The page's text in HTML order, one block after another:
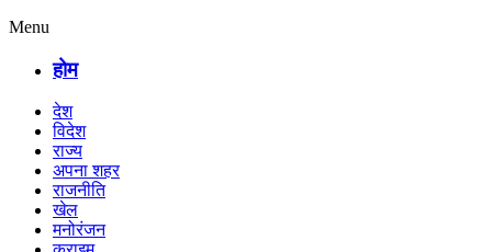
Menu
होम
देश
विदेश
राज्य
अपना शहर
राजनीति
खेल
मनोरंजन